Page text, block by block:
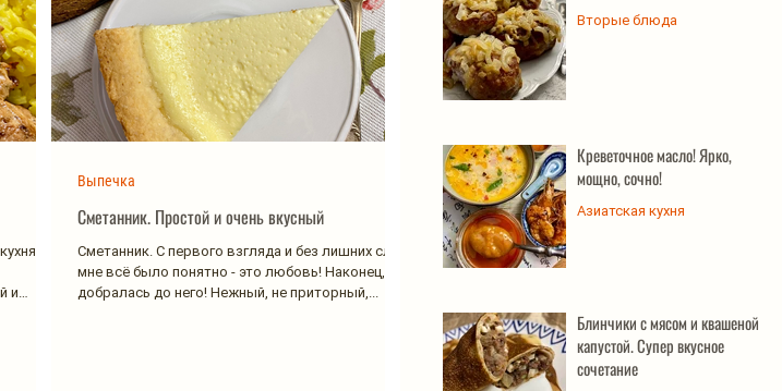
и
Сметанник. Простой и очень вкусный
Сметанник. С первого взгляда и без лишних слов
мне всё было понятно - это любовь! Наконец, я
добралась до него! Нежный, не приторный,...
Выпечка
Вторые блюда
Креветочное масло! Ярко,
мощно, сочно!
Азиатская кухня
Блинчики с мясом и квашеной
капустой. Супер вкусное
сочетание